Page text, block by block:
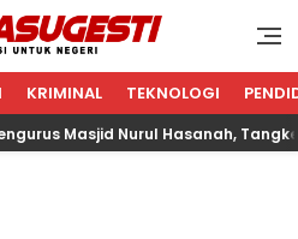
√ EDUKASI
Untuk Negeri
KRIMINAL TEKNOLOGI
Masjid Nurul Hasanah,